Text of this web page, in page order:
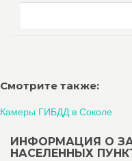
Смотрите также:
Камеры ГИБДД в Соколе
ИНФОРМАЦИЯ О
НАСЕЛЕННЫХ